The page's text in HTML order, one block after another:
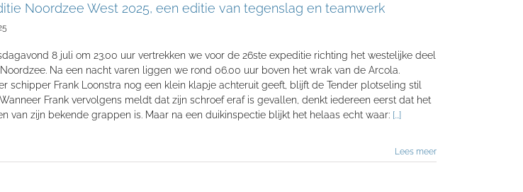
Noordzee West 2025, een editie van tegenslag en teamwerk
8 juli om 23.00 uur vertrekken we voor de 26ste expeditie richting het westelijke deel
Na een nacht varen liggen we rond 06.00 uur boven het wrak van de Arcola.
schipper Frank Loonstra nog een klein klapje achteruit geeft, blijft de Tender plotseling stil
Wanneer Frank vervolgens meldt dat zijn schroef eraf is gevallen, denkt iedereen eerst dat het
van zijn bekende grappen is. Maar na een duikinspectie blijkt het helaas echt waar: [...]
Lees meer